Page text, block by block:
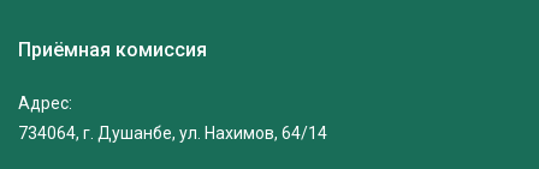
Приёмная комиссия
Адрес:
734064, г. Душанбе, ул. Нахимов, 64/14